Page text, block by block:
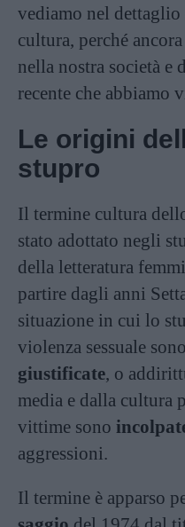
vediamo nel dettaglio
cultura, perché
nella nostra società e
recente che abbiamo
Le origini
stupro
Il termine cultura
stato adottato negli
della letteratura
partire dagli anni
situazione in cui lo
violenza sessuale
giustificate, o
media e dalla cultura
vittime sono
aggressioni.
Il termine è apparso